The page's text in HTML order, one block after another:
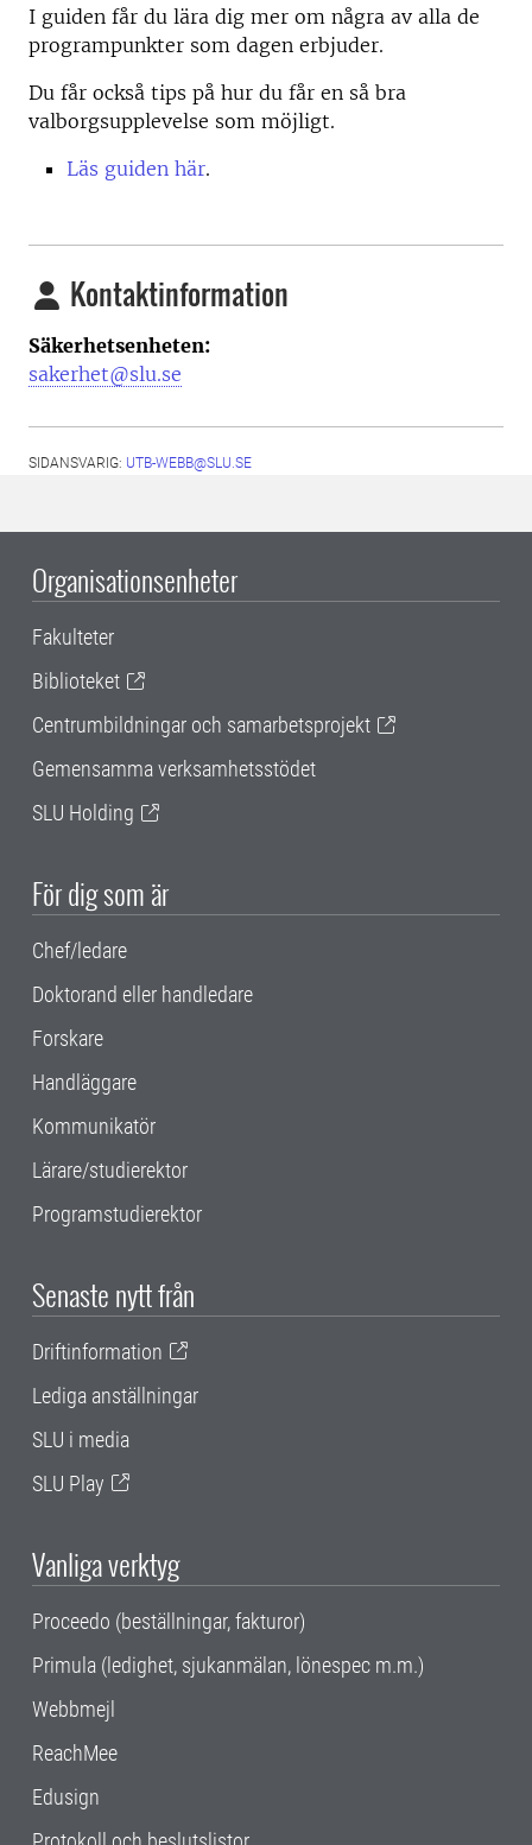
I guiden får du lära dig mer om några av alla de
programpunkter som dagen erbjuder.
Du får också tips på hur du får en så bra
valborgsupplevelse som möjligt.
Läs guiden här.
Kontaktinformation
Säkerhetsenheten:
sakerhet@slu.se
SIDANSVARIG: UTB-WEBB@SLU.SE
Organisationsenheter
Fakulteter
Biblioteket
Centrumbildningar och samarbetsprojekt
Gemensamma verksamhetsstödet
SLU Holding
För dig som är
Chef/ledare
Doktorand eller handledare
Forskare
Handläggare
Kommunikatör
Lärare/studierektor
Programstudierektor
Senaste nytt från
Driftinformation
Lediga anställningar
SLU i media
SLU Play
Vanliga verktyg
Proceedo (beställningar, fakturor)
Primula (ledighet, sjukanmälan, lönespec m.m.)
Webbmejl
ReachMee
Edusign